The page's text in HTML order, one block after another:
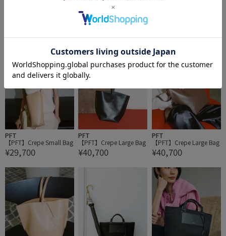
SALON adam et ropé
【J'aDoRe・一部店舗限
ロアン）】Tafolod Bag
PFT
【PFT】Crepe Small Bag
¥29,700
PFT
【PFT】Crepe Large Bag
¥40,700
PFT
【PFT】Crepe Large Bag
¥40,700